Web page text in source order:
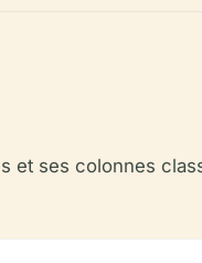
et ses colonnes